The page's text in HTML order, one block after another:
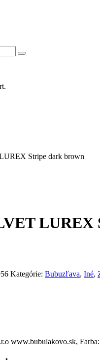
Stripe dark brown
LUREX
Kategórie: Bubuzľava, Iné,
www.bubulakovo.sk,